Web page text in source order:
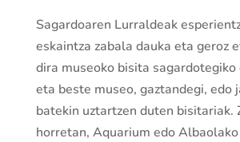
Sagardoaren Lurraldeak
eskaintza zabala dauka eta geroz
dira museoko bisita
eta beste museo, gaztandegi, edo
batekin uztartzen duten bisitariak.
horretan, Aquarium edo